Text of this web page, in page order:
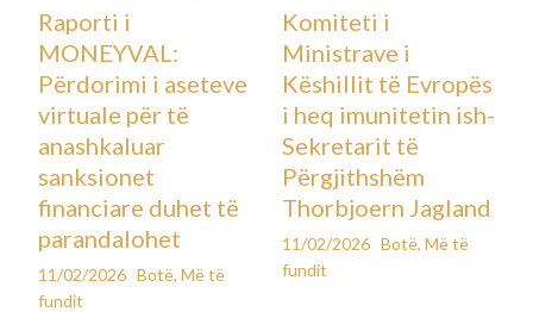
Raporti i
MONEYVAL:
Përdorimi i aseteve
virtuale për të
anashkaluar
sanksionet
financiare duhet të
parandalohet
11/02/2026 Botë,Më të
fundit
Komiteti i
Ministrave i
Këshillit të Evropës
i heq imunitetin ish-
Sekretarit të
Përgjithshëm
Thorbjoern Jagland
11/02/2026 Botë, Më të
fundit